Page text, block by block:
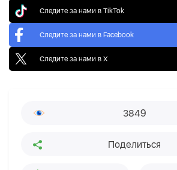
Следите за нами в TikTok
Следите за нами в Facebook
Следите за нами в X
3849
Поделиться